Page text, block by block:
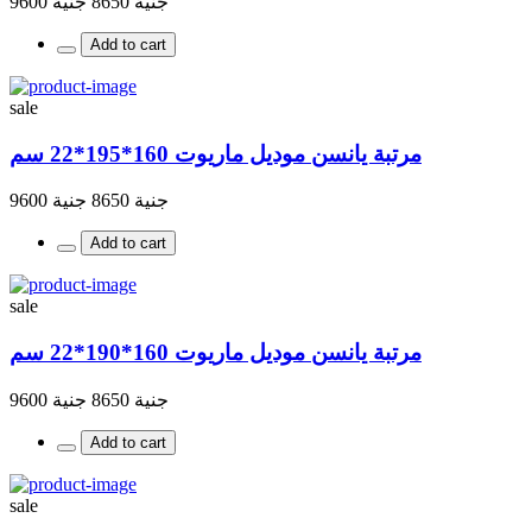
Add to cart
sale
مرتبة يانسن موديل ماريوت 160*195*22 سم
جنية 8650 جنية 9600
Add to cart
sale
مرتبة يانسن موديل ماريوت 160*190*22 سم
جنية 8650 جنية 9600
Add to cart
sale